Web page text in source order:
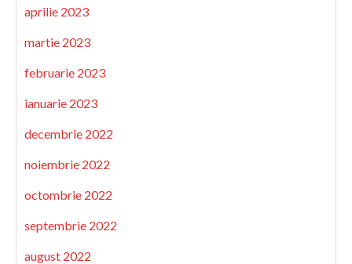
aprilie 2023
martie 2023
februarie 2023
ianuarie 2023
decembrie 2022
noiembrie 2022
octombrie 2022
septembrie 2022
august 2022